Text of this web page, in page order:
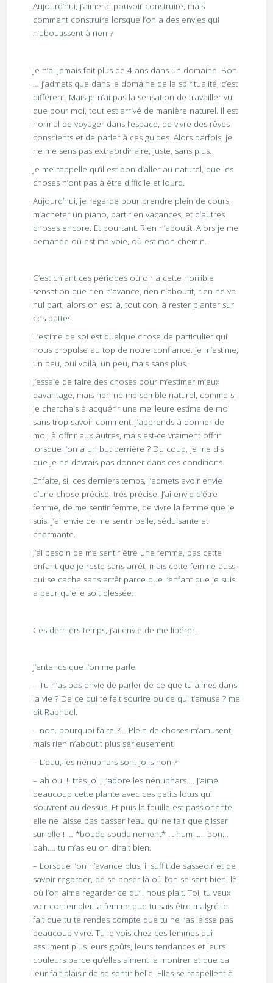
Aujourd’hui, j’aimerai pouvoir construire, mais
comment construire lorsque l’on a des envies qui
n’aboutissent à rien ?
Je n’ai jamais fait plus de 4 ans dans un domaine. Bon
… j’admets que dans le domaine de la spiritualité, c’est
différent. Mais je n’ai pas la sensation de travailler vu
que pour moi, tout est arrivé de manière naturel. Il est
normal de voyager dans l’espace, de vivre des rêves
conscients et de parler à ces guides. Alors parfois, je
ne me sens pas extraordinaire, juste, sans plus.
Je me rappelle qu’il est bon d’aller au naturel, que les
choses n’ont pas à être difficile et lourd.
Aujourd’hui, je regarde pour prendre plein de cours,
m’acheter un piano, partir en vacances, et d’autres
choses encore. Et pourtant. Rien n’aboutit. Alors je me
demande où est ma voie, où est mon chemin.
C’est chiant ces périodes où on a cette horrible
sensation que rien n’avance, rien n’aboutit, rien ne va
nul part, alors on est là, tout con, à rester planter sur
ces pattes.
L’estime de soi est quelque chose de particulier qui
nous propulse au top de notre confiance. Je m’estime,
un peu, oui voilà, un peu, mais sans plus.
J’essaie de faire des choses pour m’estimer mieux
davantage, mais rien ne me semble naturel, comme si
je cherchais à acquérir une meilleure estime de moi
sans trop savoir comment. J’apprends à donner de
moi, à offrir aux autres, mais est-ce vraiment offrir
lorsque l’on a un but derrière ? Du coup, je me dis
que je ne devrais pas donner dans ces conditions.
Enfaite, si, ces derniers temps, j’admets avoir envie
d’une chose précise, très précise. J’ai envie d’être
femme, de me sentir femme, de vivre la femme que je
suis. J’ai envie de me sentir belle, séduisante et
charmante.
J’ai besoin de me sentir être une femme, pas cette
enfant que je reste sans arrêt, mais cette femme aussi
qui se cache sans arrêt parce que l’enfant que je suis
a peur qu’elle soit blessée.
Ces derniers temps, j’ai envie de me libérer.
J’entends que l’on me parle.
– Tu n’as pas envie de parler de ce que tu aimes dans
la vie ? De ce qui te fait sourire ou ce qui t’amuse ? me
dit Raphael.
– non. pourquoi faire ?… Plein de choses m’amusent,
mais rien n’aboutit plus sérieusement.
– L’eau, les nénuphars sont jolis non ?
– ah oui !! très joli, j’adore les nénuphars…. J’aime
beaucoup cette plante avec ces petits lotus qui
s’ouvrent au dessus. Et puis la feuille est passionante,
elle ne laisse pas passer l’eau qui ne fait que glisser
sur elle ! … *boude soudainement* ….hum ….. bon…
bah…. tu m’as eu on dirait bien.
– Lorsque l’on n’avance plus, il suffit de sasseoir et de
savoir regarder, de se poser là où l’on se sent bien, là
où l’on aime regarder ce qu’il nous plait. Toi, tu veux
voir contempler la femme que tu sais être malgré le
fait que tu te rendes compte que tu ne l’as laisse pas
beaucoup vivre. Tu le vois chez ces femmes qui
assument plus leurs goûts, leurs tendances et leurs
couleurs parce qu’elles aiment le montrer et que ca
leur fait plaisir de se sentir belle. Elles se rappellent à